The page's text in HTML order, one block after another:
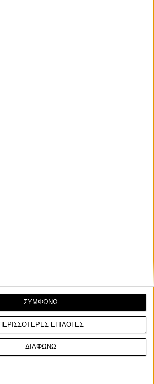
ΕΠΙΛΟΓΕΣ
ΔΙΑΦΩΝΩ
ΣΥΜΦΩΝΩ